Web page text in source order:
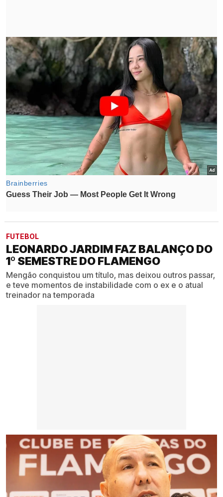
FUTEBOL
LEONARDO JARDIM FAZ BALANÇO DO
1º SEMESTRE DO FLAMENGO
Mengão conquistou um título, mas deixou outros passar,
e teve momentos de instabilidade com o ex e o atual
treinador na temporada